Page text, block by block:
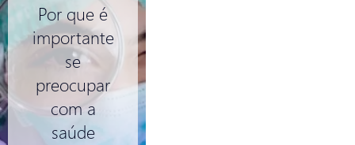
Por que é
importante
se
preocupar
com a
saúde